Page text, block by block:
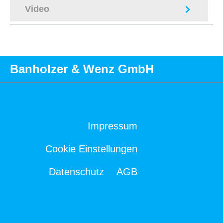
Video
Banholzer & Wenz GmbH
Impressum
Cookie Einstellungen
Datenschutz AGB